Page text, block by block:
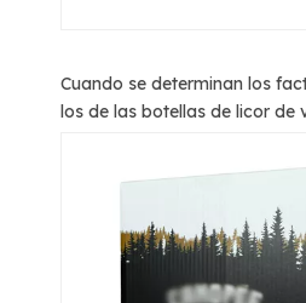
Cuando se determinan los
los de las botellas de licor de